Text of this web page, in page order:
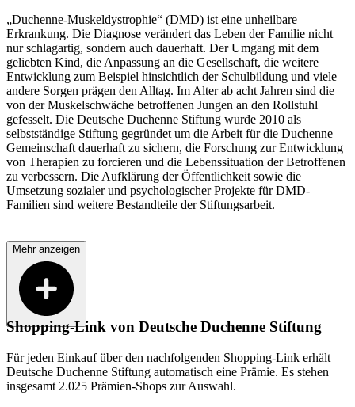
„Duchenne-Muskeldystrophie“ (DMD) ist eine unheilbare
Erkrankung. Die Diagnose verändert das Leben der Familie nicht
nur schlagartig, sondern auch dauerhaft. Der Umgang mit dem
geliebten Kind, die Anpassung an die Gesellschaft, die weitere
Entwicklung zum Beispiel hinsichtlich der Schulbildung und viele
andere Sorgen prägen den Alltag. Im Alter ab acht Jahren sind die
von der Muskelschwäche betroffenen Jungen an den Rollstuhl
gefesselt. Die Deutsche Duchenne Stiftung wurde 2010 als
selbstständige Stiftung gegründet um die Arbeit für die Duchenne
Gemeinschaft dauerhaft zu sichern, die Forschung zur Entwicklung
von Therapien zu forcieren und die Lebenssituation der Betroffenen
zu verbessern. Die Aufklärung der Öffentlichkeit sowie die
Umsetzung sozialer und psychologischer Projekte für DMD-
Familien sind weitere Bestandteile der Stiftungsarbeit.
Mehr anzeigen
Shopping-Link von Deutsche Duchenne Stiftung
Für jeden Einkauf über den nachfolgenden Shopping-Link erhält
Deutsche Duchenne Stiftung automatisch eine Prämie. Es stehen
insgesamt 2.025 Prämien-Shops zur Auswahl.